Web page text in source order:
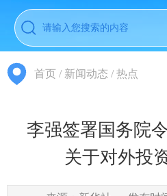
首页 / 新闻动态 /热点
李强签署国务院
关于对外投